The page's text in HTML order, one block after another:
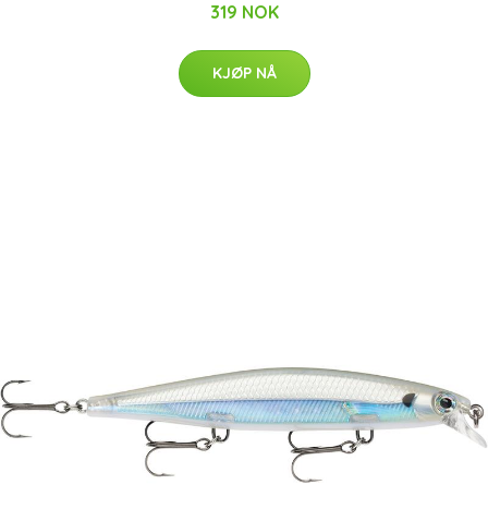
319 NOK
KJØP NÅ